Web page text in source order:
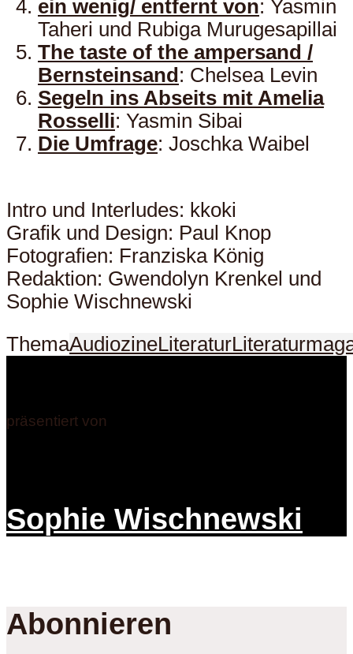
ein wenig/ entfernt von: Yasmin
Taheri und Rubiga Murugesapillai
The taste of the ampersand /
Bernsteinsand : Chelsea Levin
Segeln ins Abseits mit Amelia
Rosselli: Yasmin Sibai
Die Umfrage: Joschka Waibel
Intro und Interludes: kkoki
Grafik und Design: Paul Knop
Fotografien: Franziska König
Redaktion: Gwendolyn Krenkel und
Sophie Wischnewski
ThemaAudiozineLiteratur
präsentiert von
Sophie Wischnewski
Abonnieren